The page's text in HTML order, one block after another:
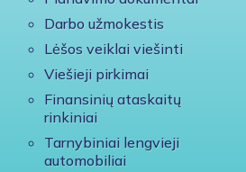
Darbo užmokestis
Lėšos veiklai viešinti
Viešieji pirkimai
Finansinių ataskaitų
rinkiniai
Tarnybiniai lengvieji
automobiliai